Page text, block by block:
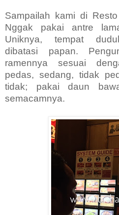
Sampailah kami di
Nggak pakai antre
Uniknya, tempat
dibatasi papan.
ramennya sesuai
pedas, sedang, tidak
tidak; pakai daun
semacamnya.